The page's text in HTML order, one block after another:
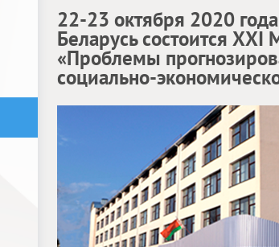
22-23 октября 2020
Беларусь состоится
«Проблемы
социально-